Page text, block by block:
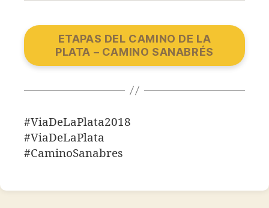
ETAPAS DEL CAMINO DE LA
PLATA – CAMINO SANABRÉS
#ViaDeLaPlata2018
#ViaDeLaPlata
#CaminoSanabres